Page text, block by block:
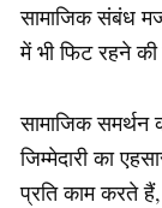
सामाजिक संबंध
में भी फिट रहने
सामाजिक समर्थन
जिम्मेदारी का
प्रति काम करते